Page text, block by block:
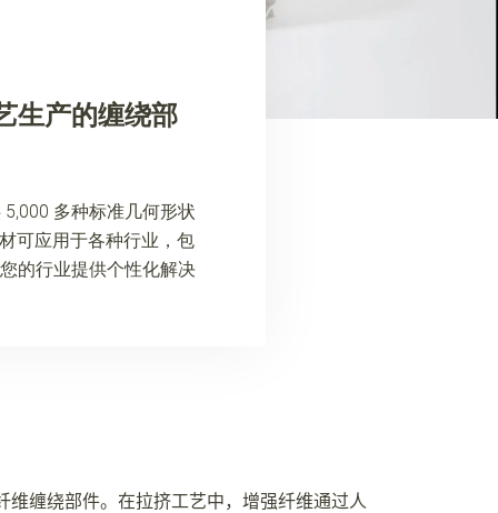
生产的缠绕部
多种标准几何形状
可应用于各种行业，包
的行业提供个性化解决
维缠绕部件。在拉挤工艺中，增强纤维通过人